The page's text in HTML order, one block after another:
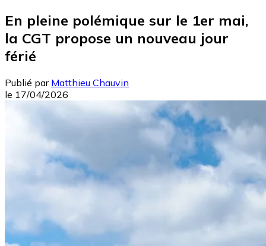
En pleine polémique sur le 1er mai,
la CGT propose un nouveau jour
férié
Publié par Matthieu Chauvin
le 17/04/2026